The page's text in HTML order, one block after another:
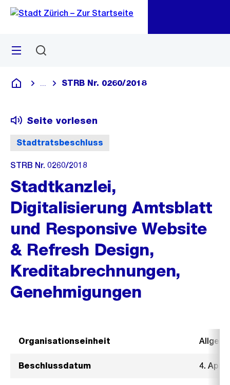
Navigation
Sprunglink
Menü
Deutsch
Blende alle Breadcrumbs ein
STRB Nr. 0260/2018
Stadtratsbeschluss
Seite vorlesen
STRB Nr. 0260/2018
Stadtkanzlei,
Digitalisierung Amtsblatt
und Responsive Website
& Refresh Design,
Kreditabrechnungen,
Genehmigungen
Organisationseinheit
Beschlussdatum 4. April